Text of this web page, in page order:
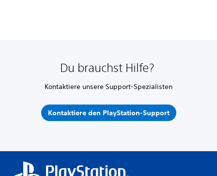
Du brauchst Hilfe?
Kontaktiere unsere Support-Spezialisten
Kontaktiere den PlayStation-Support